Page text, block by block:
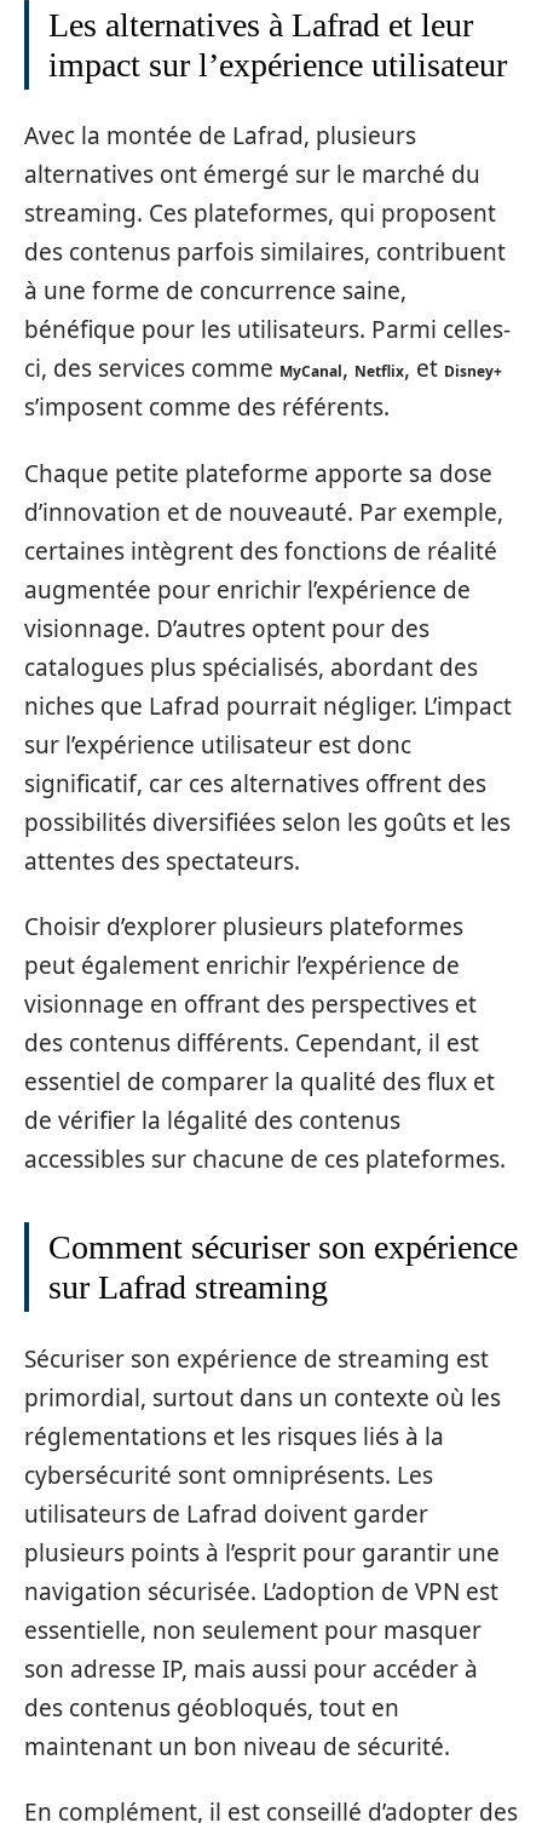
Les alternatives à Lafrad et leur
impact sur l’expérience utilisateur
Avec la montée de Lafrad, plusieurs
alternatives ont émergé sur le marché du
streaming. Ces plateformes, qui proposent
des contenus parfois similaires, contribuent
à une forme de concurrence saine,
bénéfique pour les utilisateurs. Parmi celles-
ci, des services comme MyCanal, Netflix, et Disney+
s’imposent comme des référents.
Chaque petite plateforme apporte sa dose
d’innovation et de nouveauté. Par exemple,
certaines intègrent des fonctions de réalité
augmentée pour enrichir l’expérience de
visionnage. D’autres optent pour des
catalogues plus spécialisés, abordant des
niches que Lafrad pourrait négliger. L’impact
sur l’expérience utilisateur est donc
significatif, car ces alternatives offrent des
possibilités diversifiées selon les goûts et les
attentes des spectateurs.
Choisir d’explorer plusieurs plateformes
peut également enrichir l’expérience de
visionnage en offrant des perspectives et
des contenus différents. Cependant, il est
essentiel de comparer la qualité des flux et
de vérifier la légalité des contenus
accessibles sur chacune de ces plateformes.
Comment sécuriser son expérience
sur Lafrad streaming
Sécuriser son expérience de streaming est
primordial, surtout dans un contexte où les
réglementations et les risques liés à la
cybersécurité sont omniprésents. Les
utilisateurs de Lafrad doivent garder
plusieurs points à l’esprit pour garantir une
navigation sécurisée. L’adoption de VPN est
essentielle, non seulement pour masquer
son adresse IP, mais aussi pour accéder à
des contenus géobloqués, tout en
maintenant un bon niveau de sécurité.
En complément, il est conseillé d’adopter des